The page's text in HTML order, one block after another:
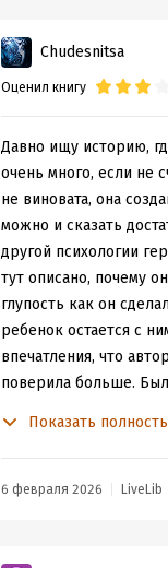
Это проникновенная
каким мучительным,
через бурю сомнений
пленников гарема, а
от переполнявшего
История пленила
тактом описать
показать не только
таких необычных
Chudesnitsa
Оценил книгу
Давно ищу историю,
очень много, если не
не виновата, она
можно и сказать
другой психологии
тут описано, почему
глупость как он
ребенок остается с
впечатления, что
поверила больше.
Показать
6 февраля 2026 LiveLib